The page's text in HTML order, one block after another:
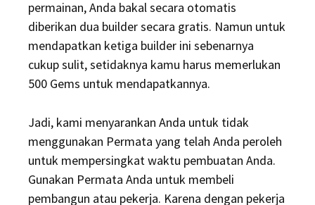
permainan, Anda bakal secara otomatis
diberikan dua builder secara gratis. Namun untuk
mendapatkan ketiga builder ini sebenarnya
cukup sulit, setidaknya kamu harus memerlukan
500 Gems untuk mendapatkannya.
Jadi, kami menyarankan Anda untuk tidak
menggunakan Permata yang telah Anda peroleh
untuk mempersingkat waktu pembuatan Anda.
Gunakan Permata Anda untuk membeli
pembangun atau pekerja. Karena dengan pekerja